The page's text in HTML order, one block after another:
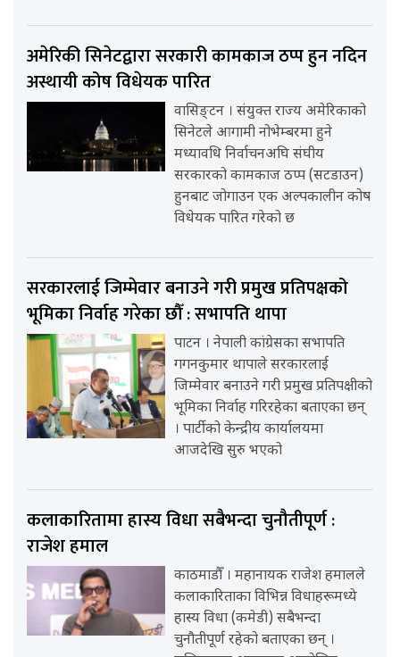
अमेरिकी सिनेटद्वारा सरकारी कामकाज ठप्प हुन नदिन
अस्थायी कोष विधेयक पारित
वासिङ्टन । संयुक्त राज्य अमेरिकाको
सिनेटले आगामी नोभेम्बरमा हुने
मध्यावधि निर्वाचनअघि संघीय
सरकारको कामकाज ठप्प (सटडाउन)
हुनबाट जोगाउन एक अल्पकालीन कोष
विधेयक पारित गरेको छ
सरकारलाई जिम्मेवार बनाउने गरी प्रमुख प्रतिपक्षको
भूमिका निर्वाह गरेका छौँ : सभापति थापा
पाटन । नेपाली कांग्रेसका सभापति
गगनकुमार थापाले सरकारलाई
जिम्मेवार बनाउने गरी प्रमुख प्रतिपक्षीको
भूमिका निर्वाह गरिरहेका बताएका छन्
। पार्टीको केन्द्रीय कार्यालयमा
आजदेखि सुरु भएको
कलाकारितामा हास्य विधा सबैभन्दा चुनौतीपूर्ण :
राजेश हमाल
काठमाडौँ । महानायक राजेश हमालले
कलाकारिताका विभिन्न विधाहरूमध्ये
हास्य विधा (कमेडी) सबैभन्दा
चुनौतीपूर्ण रहेको बताएका छन् ।